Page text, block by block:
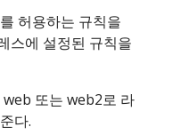
허용하는 규칙을
스에 설정된 규칙을
또는 web2로 라
다.